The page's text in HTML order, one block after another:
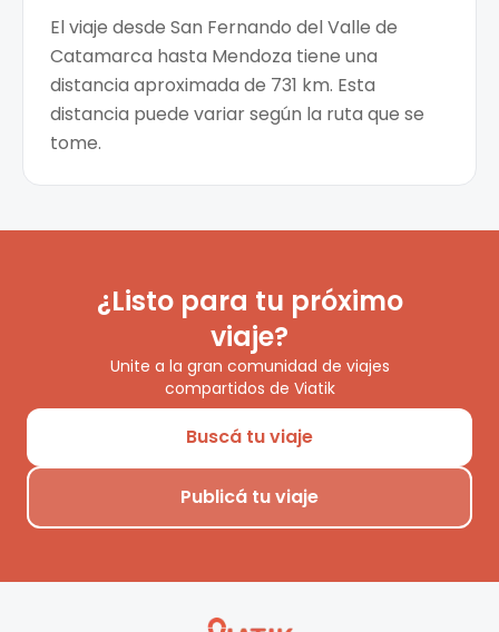
El viaje desde San Fernando del Valle de
Catamarca hasta Mendoza tiene una
distancia aproximada de 731 km. Esta
distancia puede variar según la ruta que se
tome.
¿Listo para tu próximo
viaje?
Unite a la gran comunidad de viajes
compartidos de Viatik
Buscá tu viaje
Publicá tu viaje